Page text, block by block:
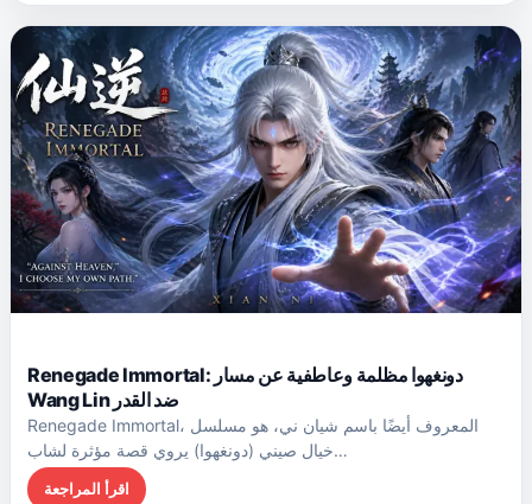
Renegade Immortal: دونغهوا مظلمة وعاطفية عن مسار
Wang Lin ضد القدر
Renegade Immortal، المعروف أيضًا باسم شيان ني، هو مسلسل
خيال صيني (دونغهوا) يروي قصة مؤثرة لشاب…
اقرأ المراجعة